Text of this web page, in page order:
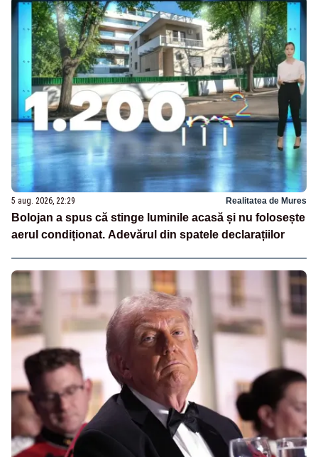
5 aug. 2026, 22:29 Realitatea de Mures
Bolojan a spus că stinge luminile acasă și nu folosește
aerul condiționat. Adevărul din spatele declarațiilor